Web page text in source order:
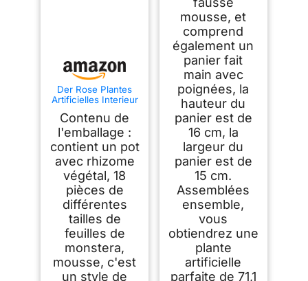
Der Rose Plantes
Artificielles Interieur
Pot,71cm Fausse
Plante Idéal pour la
Décoration de
Salon, Chambre,
Bureau et Jardin（1
Pot）
Contenu de
l'emballage :
contient un pot
avec rhizome
végétal, 18
pièces de
différentes
tailles de
feuilles de
monstera,
mousse, c'est
un style de
mousse, et
comprend
également un
panier fait
main avec
poignées, la
hauteur du
panier est de
16 cm, la
largeur du
panier est de
15 cm.
Assemblées
ensemble,
vous
obtiendrez une
plante
artificielle
parfaite de 71,1